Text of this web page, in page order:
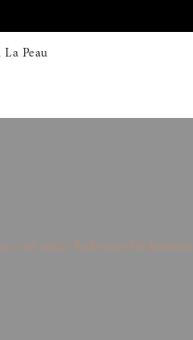
Peau
viel mehr Ruhestand bekommst